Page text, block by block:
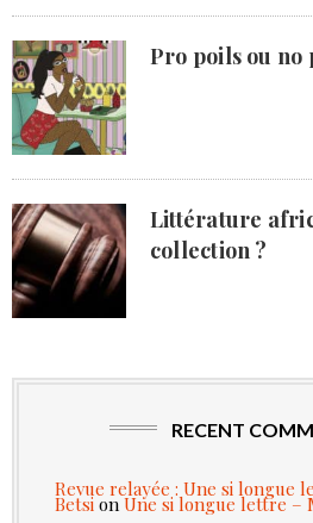
Pro poils ou no
Littérature
collection ?
RECENT
Revue relayée : Une si longue
BetsionUne si longue lettre –